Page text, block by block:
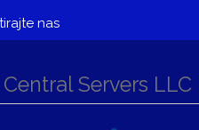
nas
Servers LLC